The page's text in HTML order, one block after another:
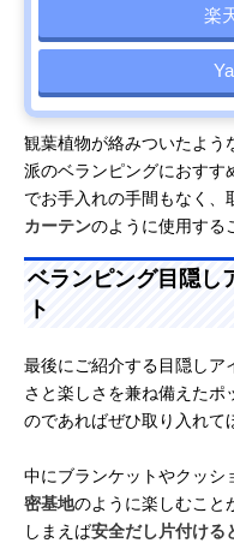
楽
観葉植物が絡みついたよう
派のベランピングにおすす
でお手入れの手間もなく、
カーテンのように使用する
ベランピング目隠
ト
最後にご紹介する目隠しア
さと楽しさを兼ね備えたポ
のであればぜひ取り入れて
中にブランケットやクッシ
密基地のように楽しむこと
しまえば安全だし片付ける